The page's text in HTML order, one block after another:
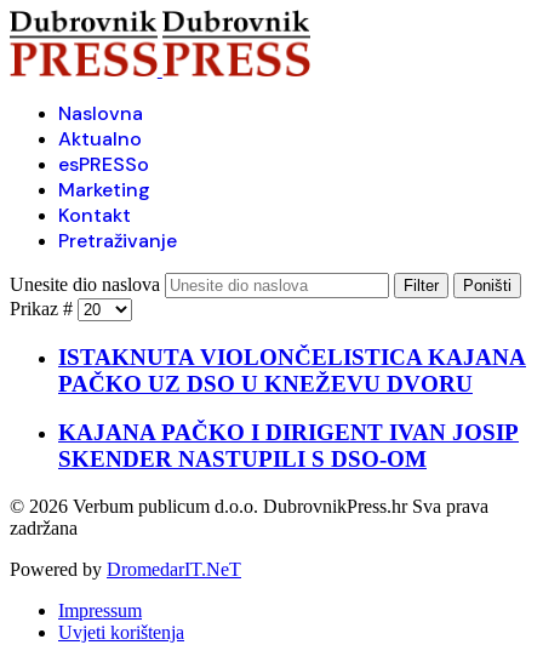
Naslovna
Aktualno
esPRESSo
Marketing
Kontakt
Pretraživanje
Unesite dio naslova Filter Poništi
Prikaz #
ISTAKNUTA VIOLONČELISTICA KAJANA
PAČKO UZ DSO U KNEŽEVU DVORU
KAJANA PAČKO I DIRIGENT IVAN JOSIP
SKENDER NASTUPILI S DSO-OM
© 2026 Verbum publicum d.o.o. DubrovnikPress.hr Sva prava
zadržana
Powered by DromedarIT.NeT
Impressum
Uvjeti korištenja